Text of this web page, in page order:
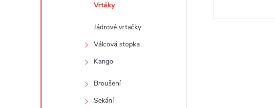
Vrtáky
Jádrové vrtačky
Válcová stopka
Kango
Broušení
Sekání